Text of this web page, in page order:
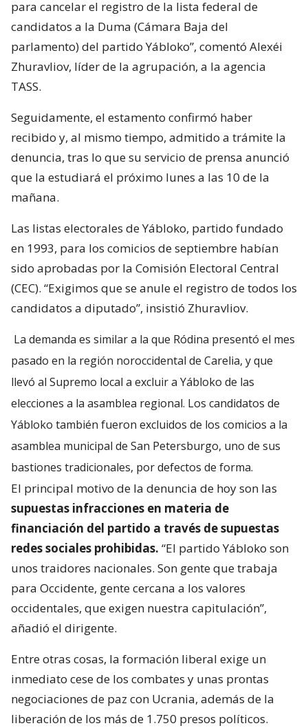
para cancelar el registro de la lista federal de
candidatos a la Duma (Cámara Baja del
parlamento) del partido Yábloko”, comentó Alexéi
Zhuravliov, líder de la agrupación, a la agencia
TASS.
Seguidamente, el estamento confirmó haber
recibido y, al mismo tiempo, admitido a trámite la
denuncia, tras lo que su servicio de prensa anunció
que la estudiará el próximo lunes a las 10 de la
mañana.
Las listas electorales de Yábloko, partido fundado
en 1993, para los comicios de septiembre habían
sido aprobadas por la Comisión Electoral Central
(CEC). “Exigimos que se anule el registro de todos los
candidatos a diputado”, insistió Zhuravliov.
La demanda es similar a la que Ródina presentó el mes
pasado en la región noroccidental de Carelia, y que
llevó al Supremo local a excluir a Yábloko de las
elecciones a la asamblea regional. Los candidatos de
Yábloko también fueron excluidos de los comicios a la
asamblea municipal de San Petersburgo, uno de sus
bastiones tradicionales, por defectos de forma.
El principal motivo de la denuncia de hoy son las
supuestas infracciones en materia de
financiación del partido a través de supuestas
redes sociales prohibidas. “El partido Yábloko son
unos traidores nacionales. Son gente que trabaja
para Occidente, gente cercana a los valores
occidentales, que exigen nuestra capitulación”,
añadió el dirigente.
Entre otras cosas, la formación liberal exige un
inmediato cese de los combates y unas prontas
negociaciones de paz con Ucrania, además de la
liberación de los más de 1.750 presos políticos.